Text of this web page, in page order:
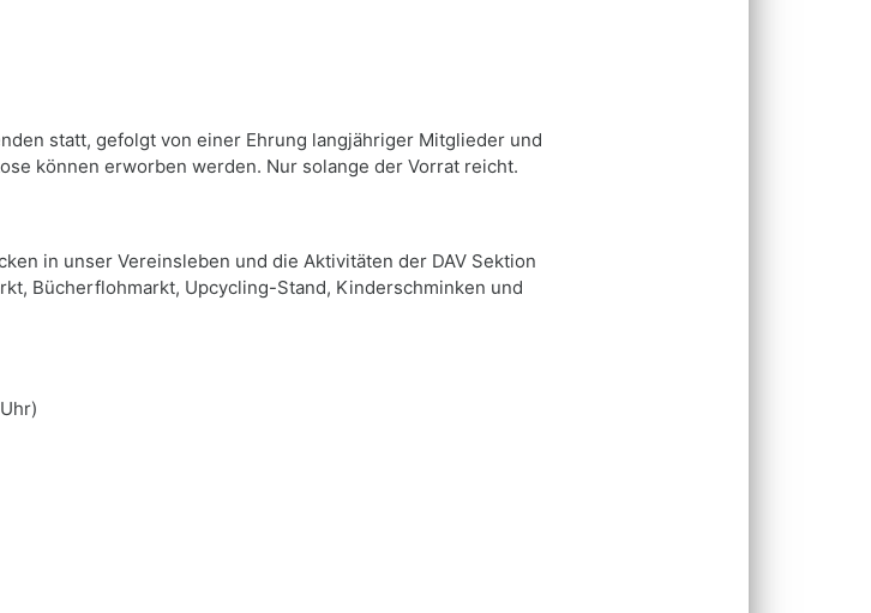
statt, gefolgt von einer Ehrung langjähriger Mitglieder und
können erworben werden. Nur solange der Vorrat reicht.
in unser Vereinsleben und die Aktivitäten der DAV Sektion
Bücherflohmarkt, Upcycling-Stand, Kinderschminken und